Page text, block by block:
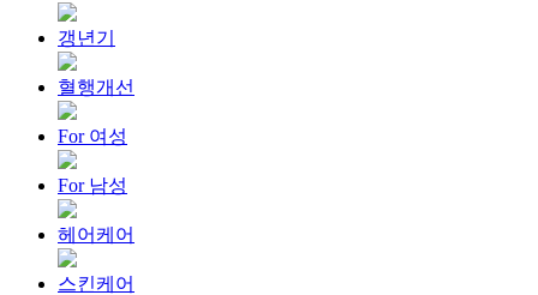
갱년기
혈행개선
For 여성
For 남성
헤어케어
스킨케어